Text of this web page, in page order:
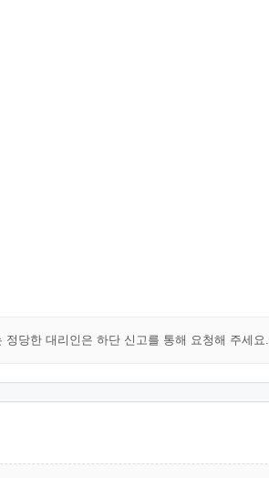
당한 대리인은 하단 신고를 통해 요청해 주세요.